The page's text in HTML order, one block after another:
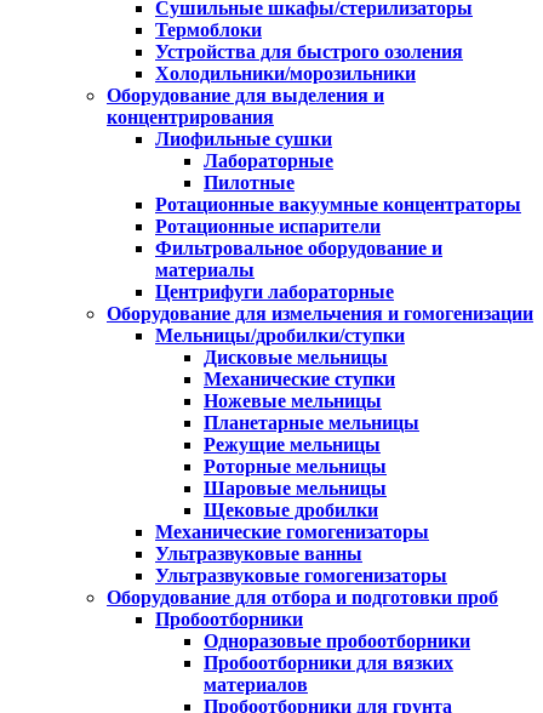
Сушильные шкафы/стерилизаторы
Термоблоки
Устройства для быстрого озоления
Холодильники/морозильники
Оборудование для выделения и
концентрирования
Лиофильные сушки
Лабораторные
Пилотные
Ротационные вакуумные концентраторы
Ротационные испарители
Фильтровальное оборудование и
материалы
Центрифуги лабораторные
Оборудование для измельчения и гомогенизации
Мельницы/дробилки/ступки
Дисковые мельницы
Механические ступки
Ножевые мельницы
Планетарные мельницы
Режущие мельницы
Роторные мельницы
Шаровые мельницы
Щековые дробилки
Механические гомогенизаторы
Ультразвуковые ванны
Ультразвуковые гомогенизаторы
Оборудование для отбора и подготовки проб
Пробоотборники
Одноразовые пробоотборники
Пробоотборники для вязких
материалов
Пробоотборники для грунта